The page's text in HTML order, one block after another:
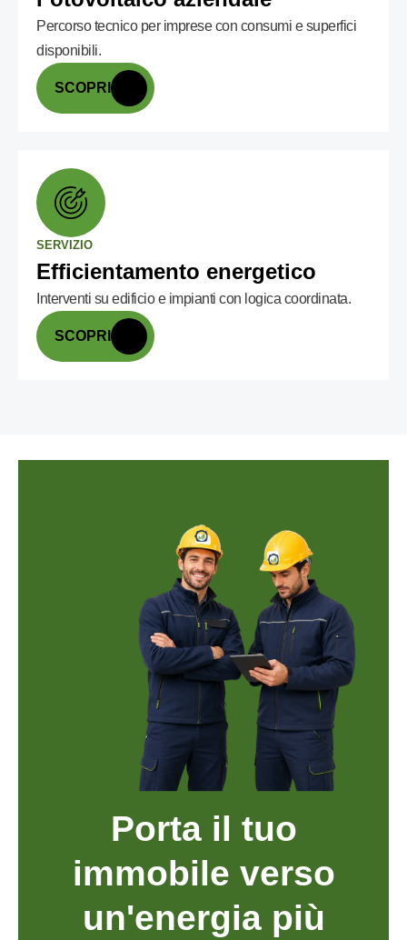
Percorso tecnico per imprese con consumi e superfici
disponibili.
SCOPRI
SERVIZIO
Efficientamento energetico
Interventi su edificio e impianti con logica coordinata.
SCOPRI
Porta il tuo
immobile verso
un'energia più